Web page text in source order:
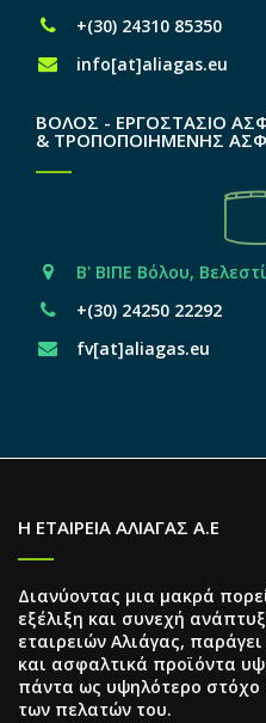
+(30) 24310 85350
info[at]aliagas.eu
ΒΟΛΟΣ - ΕΡΓΟΣΤΑΣΙΟ
& ΤΡΟΠΟΠΟΙΗΜΕΝΗΣ
Β' ΒΙΠΕ Βόλου,
+(30) 24250 22292
fv[at]aliagas.eu
Η ΕΤΑΙΡΕΙΑ ΑΛΙΑΓΑΣ Α.Ε
Διανύοντας μια μακρά
εξέλιξη και συνεχή
εταιρειών Αλιάγας,
και ασφαλτικά προϊόντα
πάντα ως υψηλότερο στόχο
των πελατών του.